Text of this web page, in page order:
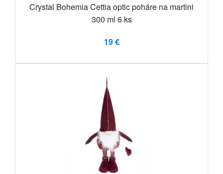
Crystal Bohemia Cettia optic poháre na martini
300 ml 6 ks
19 €